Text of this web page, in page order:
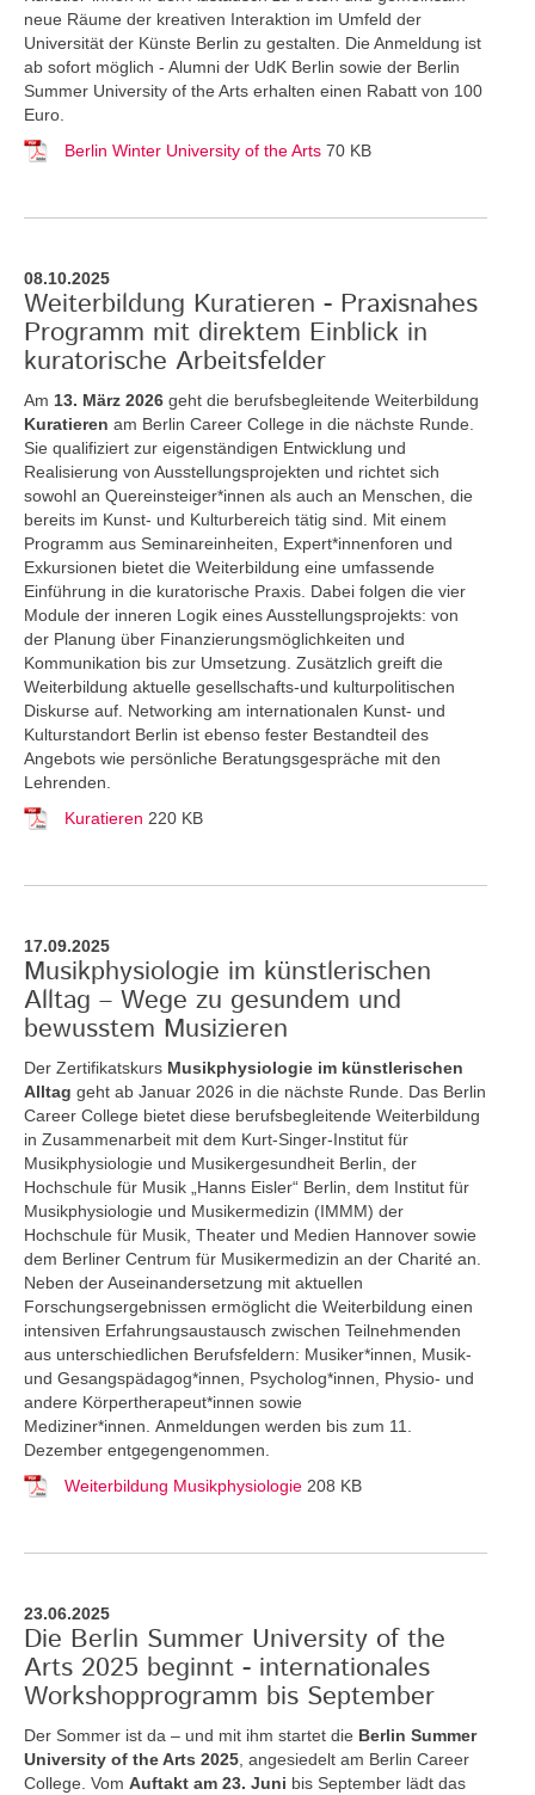
neue Räume der kreativen Interaktion im Umfeld der
Universität der Künste Berlin zu gestalten. Die Anmeldung ist
ab sofort möglich - Alumni der UdK Berlin sowie der Berlin
Summer University of the Arts erhalten einen Rabatt von 100
Euro.
Berlin Winter University of the Arts 70 KB
08.10.2025
Weiterbildung Kuratieren - Praxisnahes
Programm mit direktem Einblick in
kuratorische Arbeitsfelder
Am 13. März 2026 geht die berufsbegleitende Weiterbildung
Kuratieren am Berlin Career College in die nächste Runde.
Sie qualifiziert zur eigenständigen Entwicklung und
Realisierung von Ausstellungsprojekten und richtet sich
sowohl an Quereinsteiger*innen als auch an Menschen, die
bereits im Kunst- und Kulturbereich tätig sind. Mit einem
Programm aus Seminareinheiten, Expert*innenforen und
Exkursionen bietet die Weiterbildung eine umfassende
Einführung in die kuratorische Praxis. Dabei folgen die vier
Module der inneren Logik eines Ausstellungsprojekts: von
der Planung über Finanzierungsmöglichkeiten und
Kommunikation bis zur Umsetzung. Zusätzlich greift die
Weiterbildung aktuelle gesellschafts-und kulturpolitischen
Diskurse auf. Networking am internationalen Kunst- und
Kulturstandort Berlin ist ebenso fester Bestandteil des
Angebots wie persönliche Beratungsgespräche mit den
Lehrenden.
Kuratieren 220 KB
17.09.2025
Musikphysiologie im künstlerischen
Alltag – Wege zu gesundem und
bewusstem Musizieren
Der Zertifikatskurs Musikphysiologie im künstlerischen
Alltag geht ab Januar 2026 in die nächste Runde. Das Berlin
Career College bietet diese berufsbegleitende Weiterbildung
in Zusammenarbeit mit dem Kurt-Singer-Institut für
Musikphysiologie und Musikergesundheit Berlin, der
Hochschule für Musik „Hanns Eisler“ Berlin, dem Institut für
Musikphysiologie und Musikermedizin (IMMM) der
Hochschule für Musik, Theater und Medien Hannover sowie
dem Berliner Centrum für Musikermedizin an der Charité an.
Neben der Auseinandersetzung mit aktuellen
Forschungsergebnissen ermöglicht die Weiterbildung einen
intensiven Erfahrungsaustausch zwischen Teilnehmenden
aus unterschiedlichen Berufsfeldern: Musiker*innen, Musik-
und Gesangspädagog*innen, Psycholog*innen, Physio- und
andere Körpertherapeut*innen sowie
Mediziner*innen. Anmeldungen werden bis zum 11.
Dezember entgegengenommen.
Weiterbildung Musikphysiologie 208 KB
23.06.2025
Die Berlin Summer University of the
Arts 2025 beginnt - internationales
Workshopprogramm bis September
Der Sommer ist da – und mit ihm startet die Berlin Summer
University of the Arts 2025 , angesiedelt am Berlin Career
College. Vom Auftakt am 23. Juni bis September lädt das